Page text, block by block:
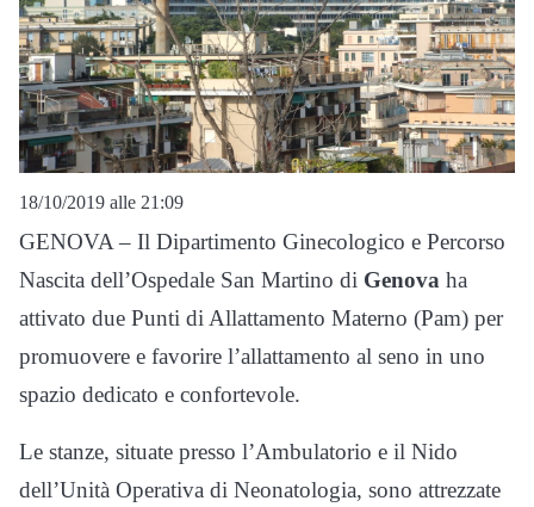
18/10/2019 alle 21:09
GENOVA – Il Dipartimento Ginecologico e Percorso
Nascita dell’Ospedale San Martino di Genova ha
attivato due Punti di Allattamento Materno (Pam) per
promuovere e favorire l’allattamento al seno in uno
spazio dedicato e confortevole.
Le stanze, situate presso l’Ambulatorio e il Nido
dell’Unità Operativa di Neonatologia, sono attrezzate